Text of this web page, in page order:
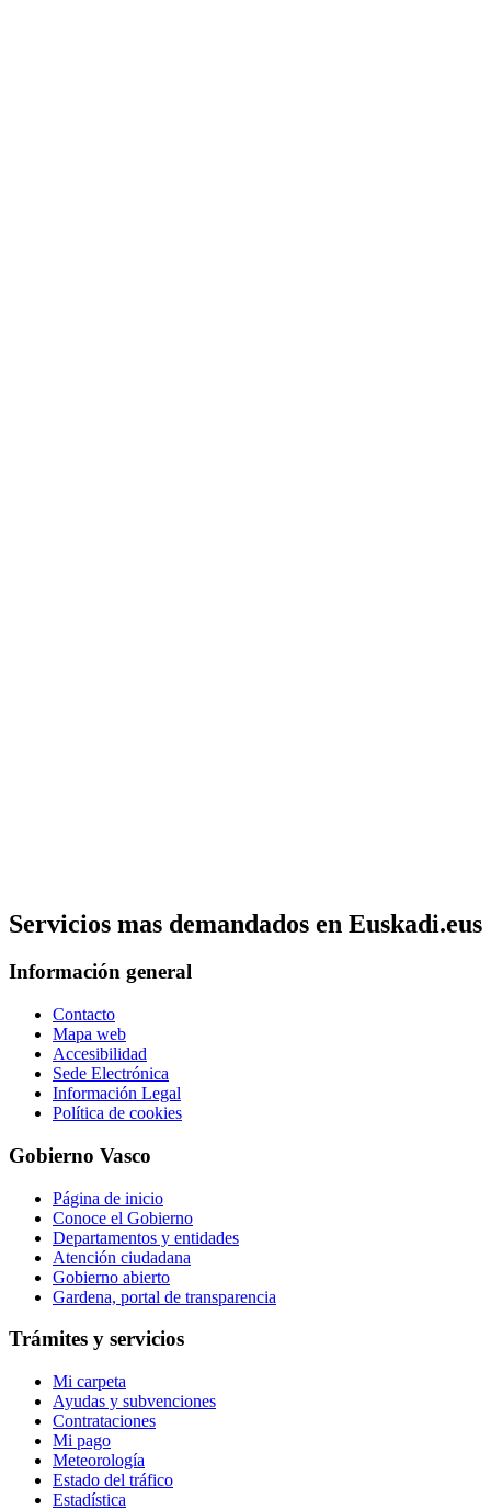
Servicios mas demandados en Euskadi.eus
Información general
Contacto
Mapa web
Accesibilidad
Sede Electrónica
Información Legal
Política de cookies
Gobierno Vasco
Página de inicio
Conoce el Gobierno
Departamentos y entidades
Atención ciudadana
Gobierno abierto
Gardena, portal de transparencia
Trámites y servicios
Mi carpeta
Ayudas y subvenciones
Contrataciones
Mi pago
Meteorología
Estado del tráfico
Estadística